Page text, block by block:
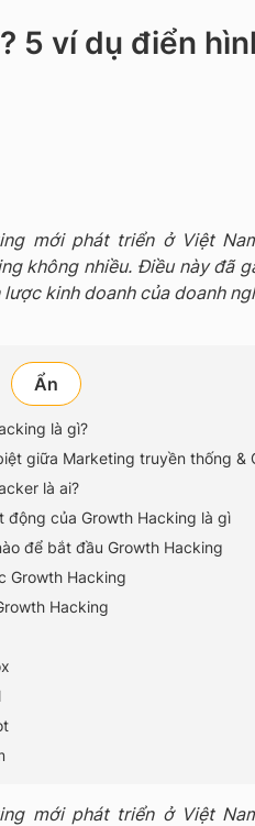
5 ví dụ điển
mới phát triển ở Việt
không nhiều. Điều này đã
kinh doanh của doanh
là gì?
giữa Marketing truyền thống &
là ai?
động của Growth Hacking là gì
để bắt đầu Growth Hacking
Growth Hacking
Hacking
mới phát triển ở Việt